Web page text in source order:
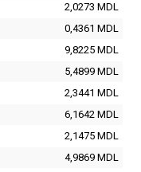
2,0273 MDL
0,4361 MDL
9,8225 MDL
5,4899 MDL
2,3441 MDL
6,1642 MDL
2,1475 MDL
4,9869 MDL